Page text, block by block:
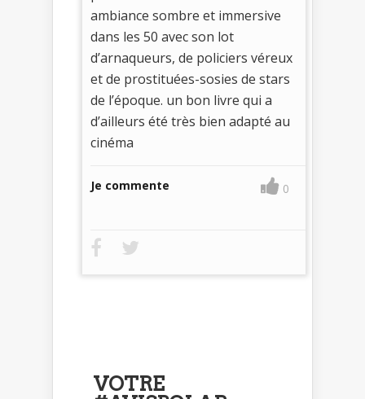
ambiance sombre et immersive
dans les 50 avec son lot
d’arnaqueurs, de policiers véreux
et de prostituées-sosies de stars
de l’époque. un bon livre qui a
d’ailleurs été très bien adapté au
cinéma
Je commente 0
VOTRE